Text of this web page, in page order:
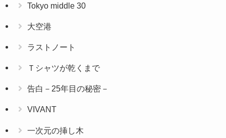
Tokyo middle 30
大空港
ラストノート
Ｔシャツが乾くまで
告白－25年目の秘密－
VIVANT
一次元の挿し木